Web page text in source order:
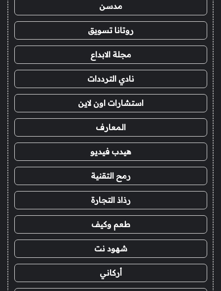
مدسن
روتانا تسويق
مجلة الابداع
نادي الترددات
استشارات اون لاين
المعارف
هيدب فيديو
رمح التقنية
رذاذ التجارة
طعم وكيف
شهود نت
أركاني